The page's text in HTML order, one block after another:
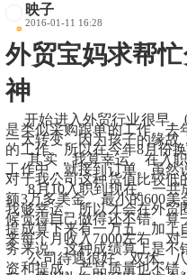
映子
2016-01-11 16:28
外贸宝妈求帮
神
     开始进入外贸行业很早。08年就开始了。只是一直都做的
是类似采购跟单的工作。去
一大转变。因为孩子的缘故
的工作。所以在今年8月份
      其实，我算幸运。在入职的第一个月。人生第一份业务的
工作中，就接到订单。虽然
对于我公司这种货值比较低
      8月10入职到现在。一共成交了五个客户。最大的定金金
额3万多美金。最小的600
我够幸运。所以才会在外贸
候觉得自己做得还不错。算
提成算下来有一万五。加上
来每个月收入7000左右。
务来说。这种成绩算上是不
      公司待遇很好。双休。八小时工作制。包吃住。按时发工
资和提成。产品质量也不